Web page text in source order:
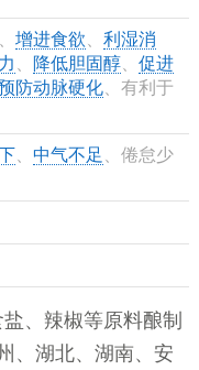
增进食欲
利湿消
降低胆固醇、 促进
防动脉硬化、有利于
、 中气不足
、倦怠少
、辣椒等原料酿制
、湖北、湖南、安